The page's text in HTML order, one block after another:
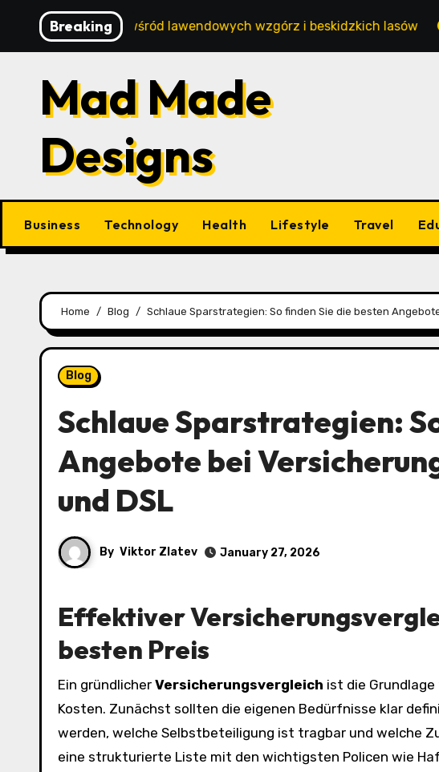
content
Breaking
wśród lawendowych wzgórz i beskidzkich lasów Fuel
Mad Made
Designs
Business Technology Health Lifestyle Travel
Home Blog Schlaue Sparstrategien: So finden Sie die besten
Blog
Schlaue Sparstrategien:
Angebote bei
und DSL
By Viktor Zlatev January 27, 2026
Effektiver
besten Preis
Ein gründlicher Versicherungsvergleich ist die
Kosten. Zunächst sollten die eigenen Bedürfnisse klar
werden, welche Selbstbeteiligung ist tragbar und welche
eine strukturierte Liste mit den wichtigsten Policen wie